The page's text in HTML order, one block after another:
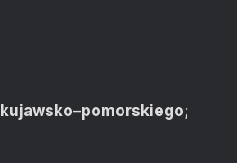
kujawsko–pomorskiego;